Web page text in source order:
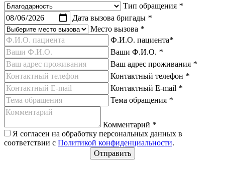
Тип обращения *
Дата вызова бригады *
Место вызова *
Ф.И.О. пациента*
Ваши Ф.И.О. *
Ваш адрес проживания *
Контактный телефон *
Контактный E-mail *
Тема обращения *
Комментарий *
Я согласен на обработку персональных данных в
соответствии с Политикой конфиденциальности.